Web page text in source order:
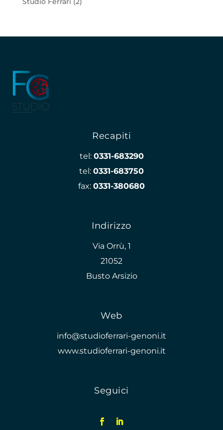
Recapiti
tel: 0331-683290
tel: 0331-683750
fax: 0331-380680
Indirizzo
Via Orrù, 1
21052
Busto Arsizio
Web
info@studioferrari-genoni.it
www.studioferrari-genoni.it
Seguici